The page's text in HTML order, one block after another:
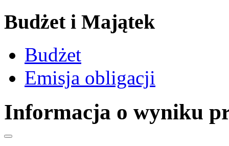
Budżet i Majątek
Budżet
Emisja obligacji
Informacja o wyniku